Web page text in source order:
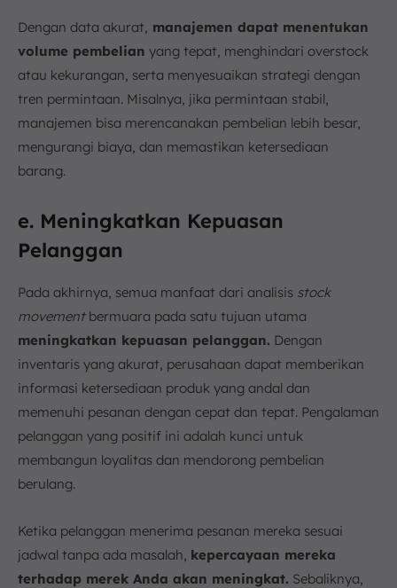
Dengan data akurat, manajemen dapat menentukan
volume pembelian yang tepat, menghindari overstock
atau kekurangan, serta menyesuaikan strategi dengan
tren permintaan. Misalnya, jika permintaan stabil,
manajemen bisa merencanakan pembelian lebih besar,
mengurangi biaya, dan memastikan ketersediaan
barang.
e. Meningkatkan Kepuasan
Pelanggan
Pada akhirnya, semua manfaat dari analisis stock
movementbermuara pada satu tujuan utama
meningkatkan kepuasan pelanggan. Dengan
inventaris yang akurat, perusahaan dapat memberikan
informasi ketersediaan produk yang andal dan
memenuhi pesanan dengan cepat dan tepat. Pengalaman
pelanggan yang positif ini adalah kunci untuk
membangun loyalitas dan mendorong pembelian
berulang.
Ketika pelanggan menerima pesanan mereka sesuai
jadwal tanpa ada masalah, kepercayaan mereka
terhadap merek Anda akan meningkat. Sebaliknya,